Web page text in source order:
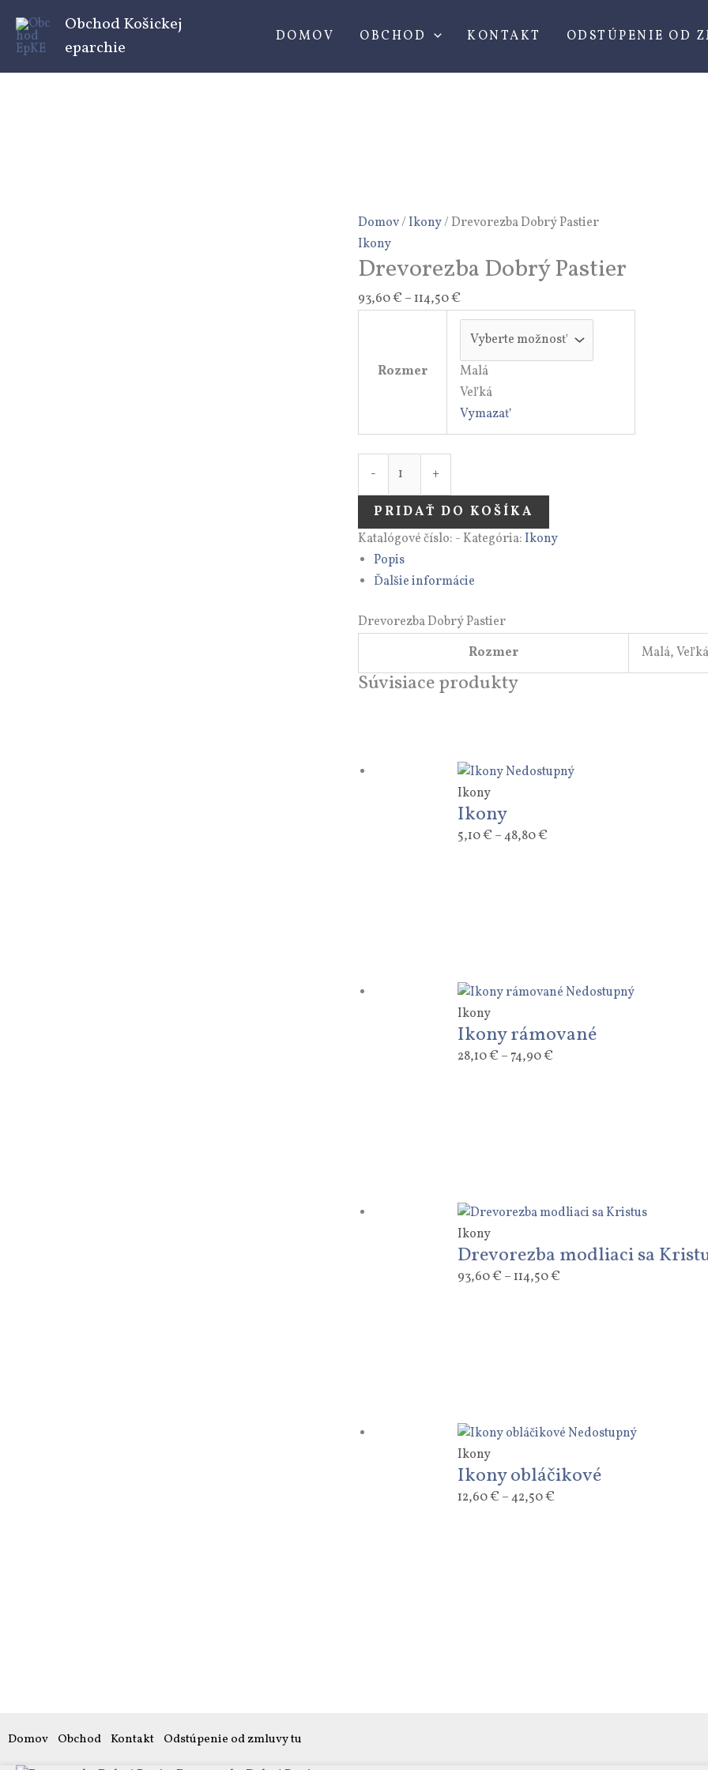
obsah
Obchod Košickej
eparchie
DOMOV OBCHOD KONTAKT ODSTÚPENIE OD
Domov/Ikony/ Drevorezba Dobrý Pastier
Ikony
Drevorezba Dobrý Pastier
93,60€ – 114,50€
range:
through
Rozmer
Malá
Veľká
Vymazať
-
Drevorezba
Pastier
+
PRIDAŤ DO KOŠÍKA
Katalógové číslo: - Kategória:Ikony
Popis
Ďalšie informácie
Drevorezba Dobrý Pastier
Rozmer
Malá, Veľká
Súvisiace produkty
Nedostupný
Ikony
Ikony
5,10€ – 48,80€
range:
through
Nedostupný
Ikony
Ikony rámované
28,10€ – 74,90€
range:
through
Ikony
Drevorezba modliaci sa
93,60€ – 114,50€
range:
through
Nedostupný
Ikony
Ikony obláčikové
12,60€ – 42,50€
range:
through
Domov Obchod Kontakt Odstúpenie od zmluvy tu